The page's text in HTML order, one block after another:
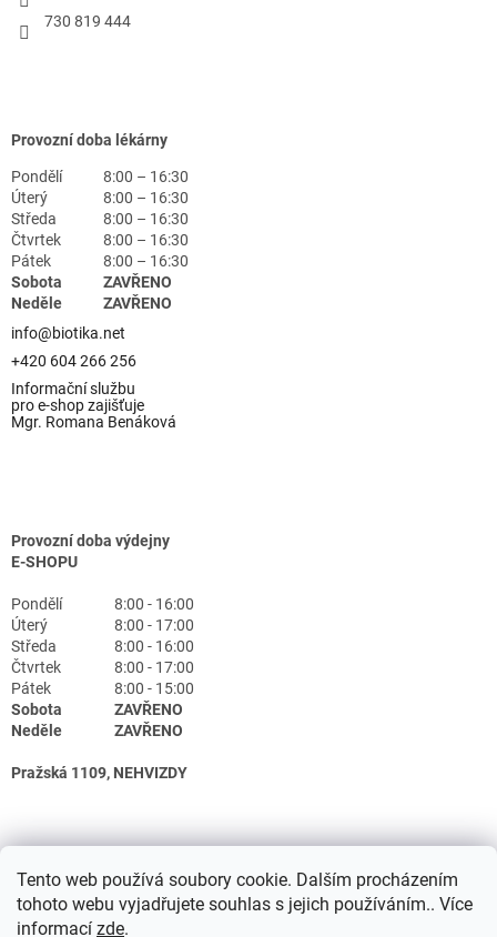
Tento web používá soubory cookie. Dalším procházením
tohoto webu vyjadřujete souhlas s jejich používáním.. Více
informací zde.
730 819 444
Provozní doba lékárny
Pondělí
8:00 – 16:30
Úterý
8:00 – 16:30
Středa
8:00 – 16:30
Čtvrtek
8:00 – 16:30
Pátek
8:00 – 16:30
Sobota
ZAVŘENO
Neděle
ZAVŘENO
info@biotika.net
+420 604 266 256
Informační službu
pro e-shop zajišťuje
Mgr. Romana Benáková
Provozní doba výdejny
E-SHOPU
Pondělí
8:00 - 16:00
Úterý
8:00 - 17:00
Středa
8:00 - 16:00
Čtvrtek
8:00 - 17:00
Pátek
8:00 - 15:00
Sobota
ZAVŘENO
Neděle
ZAVŘENO
Pražská 1109, NEHVIZDY